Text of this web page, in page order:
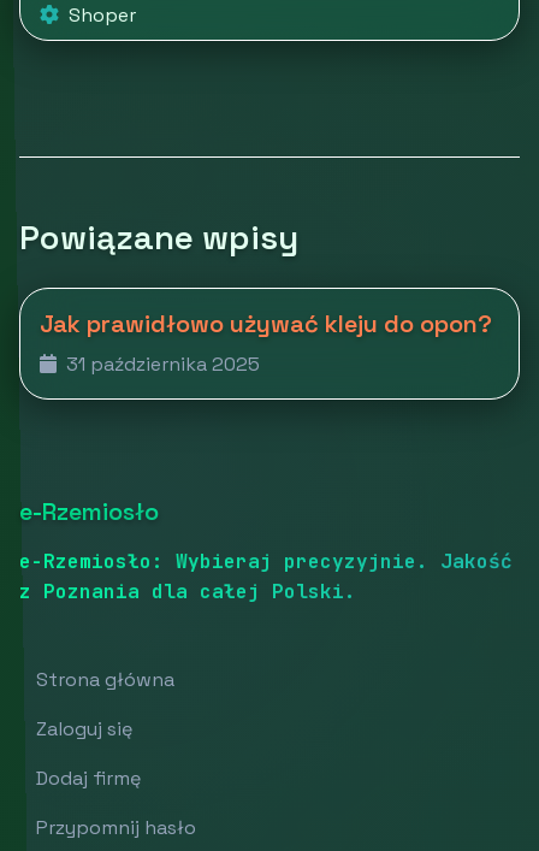
Shoper
Powiązane wpisy
Jak prawidłowo używać kleju do opon?
31 października 2025
e-Rzemiosło
e-Rzemiosło: Wybieraj precyzyjnie. Jakość
z Poznania dla całej Polski.
Strona główna
Zaloguj się
Dodaj firmę
Przypomnij hasło